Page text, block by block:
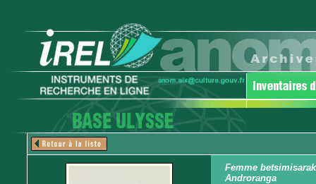
Femme
Androranga